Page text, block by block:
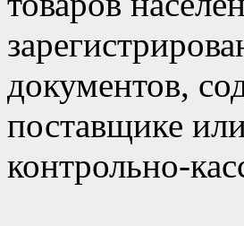
документов,
поставщике
контрольно-